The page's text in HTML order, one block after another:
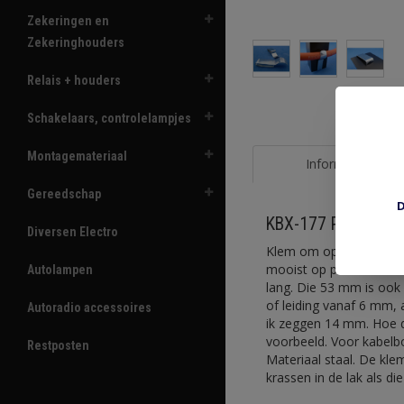
Zekeringen en
Zekeringhouders
Relais + houders
Schakelaars, controlelampjes
Montagemateriaal
Gereedschap
Diversen Electro
Autolampen
Autoradio accessoires
Restposten
Informatie
KBX-177
Klem om op rand van
mooist op plaatdikte
lang. Die 53 mm is
of leiding vanaf 6 mm,
ik zeggen 14 mm.
voorbeeld. Voor
Materiaal staal. De
krassen in de lak als